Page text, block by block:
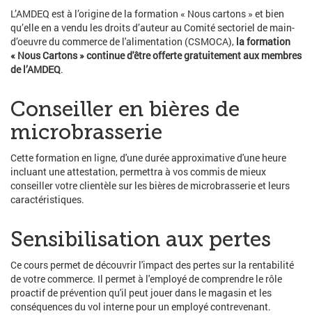
L’AMDEQ est à l’origine de la formation « Nous cartons » et bien
qu’elle en a vendu les droits d’auteur au Comité sectoriel de main-
d’oeuvre du commerce de l'alimentation (CSMOCA), la formation
« Nous Cartons » continue d'être offerte gratuitement aux membres
de l’AMDEQ.
Conseiller en bières de
microbrasserie
Cette formation en ligne, d'une durée approximative d'une heure
incluant une attestation, permettra à vos commis de mieux
conseiller votre clientèle sur les bières de microbrasserie et leurs
caractéristiques.
Sensibilisation aux pertes
Ce cours permet de découvrir l'impact des pertes sur la rentabilité
de votre commerce. Il permet à l'employé de comprendre le rôle
proactif de prévention qu'il peut jouer dans le magasin et les
conséquences du vol interne pour un employé contrevenant.